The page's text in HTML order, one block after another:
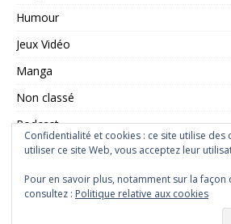
Humour
Jeux Vidéo
Manga
Non classé
Podcast
Saint Seiya
Série TV
Confidentialité et cookies : ce site utilise des
utiliser ce site Web, vous acceptez leur
Pour en savoir plus, notamment sur la
consultez : Politique relative aux cookies